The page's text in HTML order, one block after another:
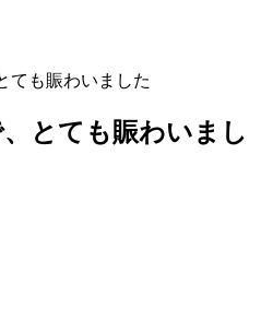
ても賑わいました
とても賑わいまし